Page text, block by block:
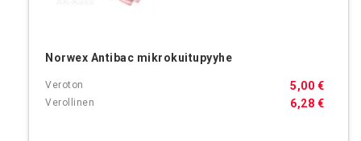
Norwex Antibac mikrokuitupyyhe
6,28 €
5,00 €